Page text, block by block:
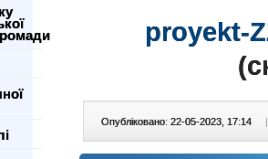
proyekt-
Опубліковано: 22-05-2023, 17:14 |